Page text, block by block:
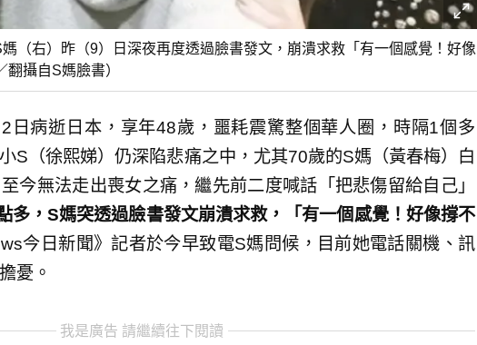
（右）昨（9）日深夜再度透過臉書發文，崩潰求救「有一個感覺！好像
攝自S媽臉書）
日病逝日本，享年48歲，噩耗震驚整個華人圈，時隔1個多
S（徐熙娣）仍深陷悲痛之中，尤其70歲的S媽（黃春梅）白
今無法走出喪女之痛，繼先前二度喊話「把悲傷留給自己」
多，S媽突透過臉書發文崩潰求救，「有一個感覺！好像撐不
今日新聞》記者於今早致電S媽問候，目前她電話關機、訊
憂。
我是廣告 請繼續往下閱讀